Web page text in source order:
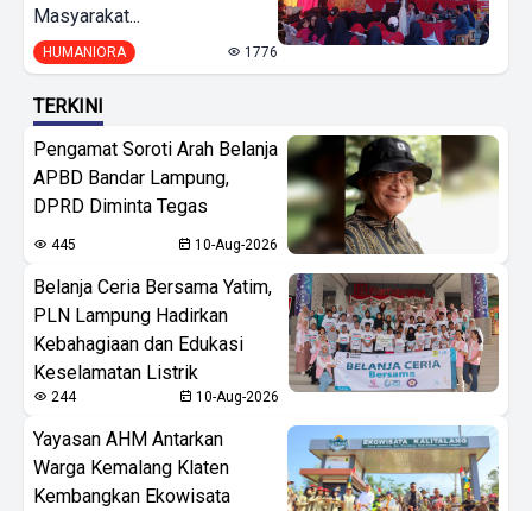
Masyarakat...
HUMANIORA 1776
TERKINI
Pengamat Soroti Arah Belanja
APBD Bandar Lampung,
DPRD Diminta Tegas
445 10-Aug-2026
Belanja Ceria Bersama Yatim,
PLN Lampung Hadirkan
Kebahagiaan dan Edukasi
Keselamatan Listrik
244 10-Aug-2026
Yayasan AHM Antarkan
Warga Kemalang Klaten
Kembangkan Ekowisata